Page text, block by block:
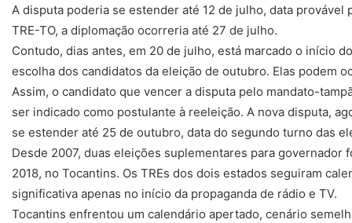
A disputa poderia se estender até 12 de julho, data
TRE-TO, a diplomação ocorreria até 27 de julho.
Contudo, dias antes, em 20 de julho, está marcado o início
escolha dos candidatos da eleição de outubro. Elas podem
Assim, o candidato que vencer a disputa pelo mandato-
ser indicado como postulante à reeleição. A nova disputa,
se estender até 25 de outubro, data do segundo turno das
Desde 2007, duas eleições suplementares para governador
2018, no Tocantins. Os TREs dos dois estados seguiram
significativa apenas no início da propaganda de rádio e TV.
Tocantins enfrentou um calendário apertado, cenário